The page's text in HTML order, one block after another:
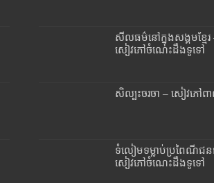
សីលធម៌នៅក្នុងសង្គមខ្មែរ
សៀវភៅចំណេះដឹងទូទៅ
សិល្បះចរចា – សៀវភៅពា
ទំលៀមទម្លាប់ប្រពៃណីជ
សៀវភៅចំណេះដឹងទូទៅ